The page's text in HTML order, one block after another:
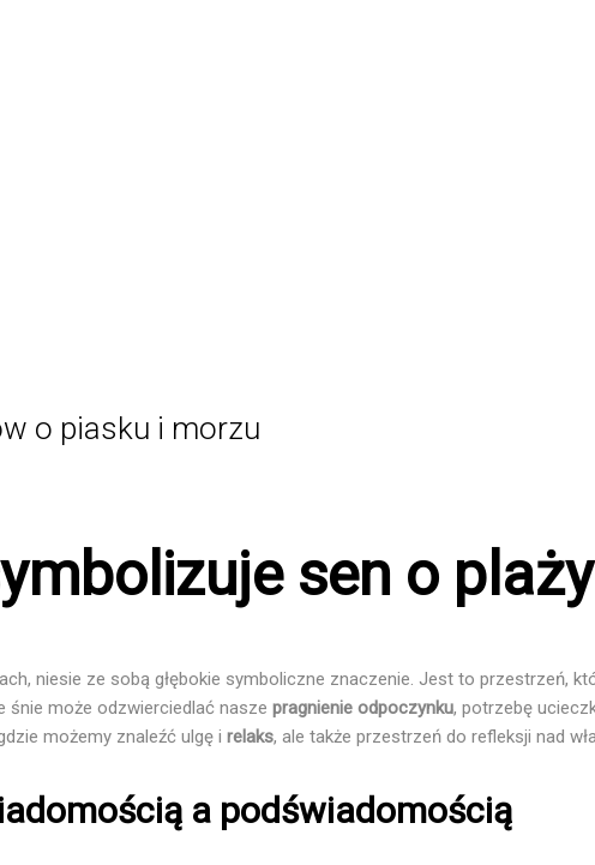
o piasku i morzu
sen o
niesie ze sobą głębokie symboliczne znaczenie. Jest to przestrzeń,
śnie może odzwierciedlać nasze pragnienie odpoczynku, potrzebę
możemy znaleźć ulgę i relaks, ale także przestrzeń do refleksji nad
a podświadomością